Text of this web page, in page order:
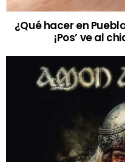
¿Qué hacer en
¡Pos’ ve al